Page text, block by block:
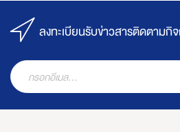
ลงทะเบียนรับข่าวสารติดตามกิ